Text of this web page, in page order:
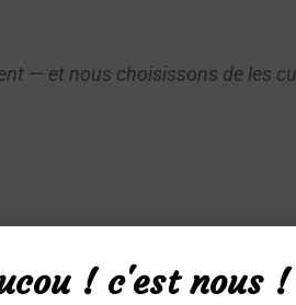
— et nous choisissons de les
! c'est nous !